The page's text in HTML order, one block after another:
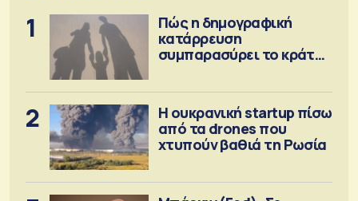
1
Πώς η δημογραφική
κατάρρευση
συμπαρασύρει το κράτος
2
Η ουκρανική startup πίσω
από τα drones που
χτυπούν βαθιά τη Ρωσία